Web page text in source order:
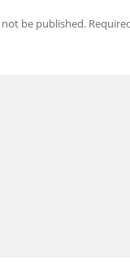
be published.